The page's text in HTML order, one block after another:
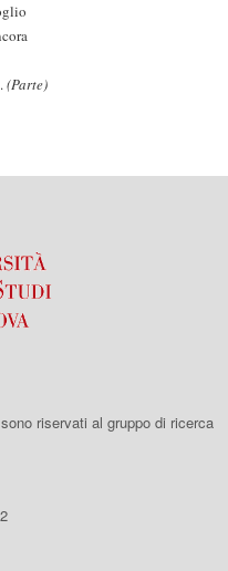
(Parte)
riservati al gruppo di ricerca